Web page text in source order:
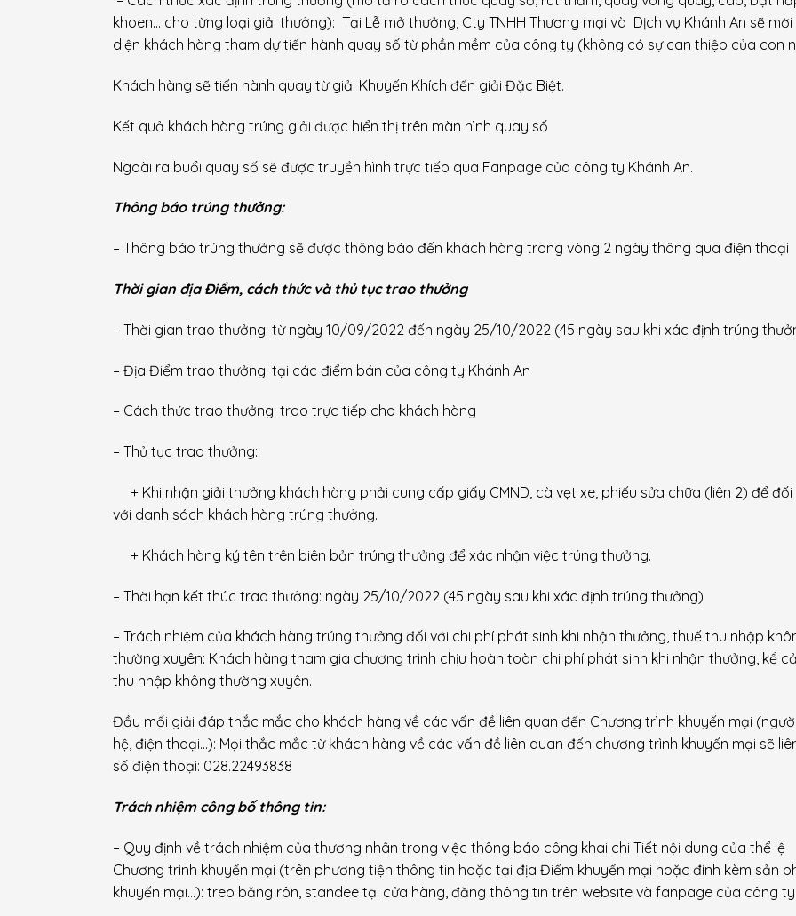
khoen… cho từng loại giải thưởng): Tại Lễ mở thưởng, Cty TNHH Thương mại và Dịch vụ Khánh An sẽ mời
diện khách hàng tham dự tiến hành quay số từ phần mềm của công ty (không có sự can thiệp của con
Khách hàng sẽ tiến hành quay từ giải Khuyến Khích đến giải Đặc Biệt.
Kết quả khách hàng trúng giải được hiển thị trên màn hình quay số
Ngoài ra buổi quay số sẽ được truyền hình trực tiếp qua Fanpage của công ty Khánh An.
Thông báo trúng thưởng:
– Thông báo trúng thưởng sẽ được thông báo đến khách hàng trong vòng 2 ngày thông qua điện thoại
Thời gian địa Điểm, cách thức và thủ tục trao thưởng
– Thời gian trao thưởng: từ ngày 10/09/2022 đến ngày 25/10/2022 (45 ngày sau khi xác định trúng
– Địa Điểm trao thưởng: tại các điểm bán của công ty Khánh An
– Cách thức trao thưởng: trao trực tiếp cho khách hàng
– Thủ tục trao thưởng:
+ Khi nhận giải thưởng khách hàng phải cung cấp giấy CMND, cà vẹt xe, phiếu sửa chữa (liên 2) để đối
với danh sách khách hàng trúng thưởng.
+ Khách hàng ký tên trên biên bản trúng thưởng để xác nhận việc trúng thưởng.
– Thời hạn kết thúc trao thưởng: ngày 25/10/2022 (45 ngày sau khi xác định trúng thưởng)
– Trách nhiệm của khách hàng trúng thưởng đối với chi phí phát sinh khi nhận thưởng, thuế thu nhập
thường xuyên: Khách hàng tham gia chương trình chịu hoàn toàn chi phí phát sinh khi nhận thưởng, kể
thu nhập không thường xuyên.
Đầu mối giải đáp thắc mắc cho khách hàng về các vấn đề liên quan đến Chương trình khuyến mại
hệ, điện thoại…): Mọi thắc mắc từ khách hàng về các vấn đề liên quan đến chương trình khuyến mại sẽ
số điện thoại: 028.22493838
Trách nhiệm công bố thông tin:
– Quy định về trách nhiệm của thương nhân trong việc thông báo công khai chi Tiết nội dung của thể lệ
Chương trình khuyến mại (trên phương tiện thông tin hoặc tại địa Điểm khuyến mại hoặc đính kèm sản
khuyến mại…): treo băng rôn, standee tại cửa hàng, đăng thông tin trên website và fanpage của công ty.